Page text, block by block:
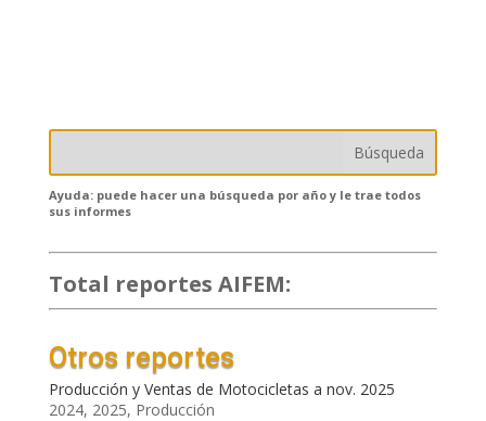
Ayuda: puede hacer una búsqueda por año y le trae todos
sus informes
Total reportes AIFEM:
Otros reportes
Producción y Ventas de Motocicletas a nov. 2025
2024, 2025, Producción